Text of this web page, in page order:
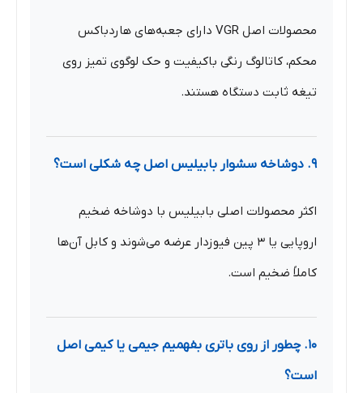
محصولات اصل VGR دارای جعبه‌های هاردباکس
محکم، کاتالوگ رنگی باکیفیت و حک لوگوی تمیز روی
تیغه ثابت دستگاه هستند.
۹. دوشاخه سشوار بابیلیس اصل چه شکلی است؟
اکثر محصولات اصلی بابیلیس با دوشاخه ضخیم
اروپایی یا ۳ پین فیوزدار عرضه می‌شوند و کابل آن‌ها
کاملاً ضخیم است.
۱۰. چطور از روی باتری بفهمیم جیمی یا کیمی اصل
است؟